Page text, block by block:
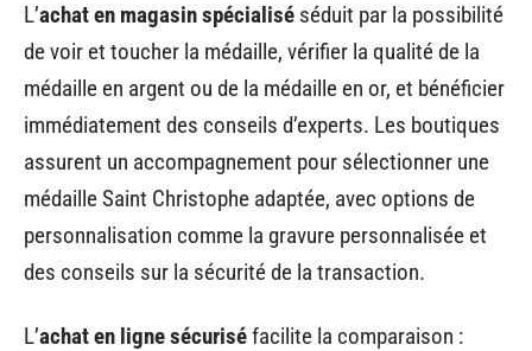
L’achat en magasin spécialisé séduit par la possibilité
de voir et toucher la médaille, vérifier la qualité de la
médaille en argent ou de la médaille en or, et bénéficier
immédiatement des conseils d’experts. Les boutiques
assurent un accompagnement pour sélectionner une
médaille Saint Christophe adaptée, avec options de
personnalisation comme la gravure personnalisée et
des conseils sur la sécurité de la transaction.
L’achat en ligne sécuriséfacilite la comparaison :